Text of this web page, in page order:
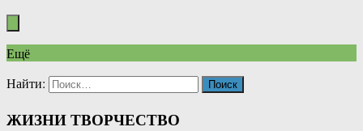
Ещё
Найти:
ЖИЗНИ ТВОРЧЕСТВО